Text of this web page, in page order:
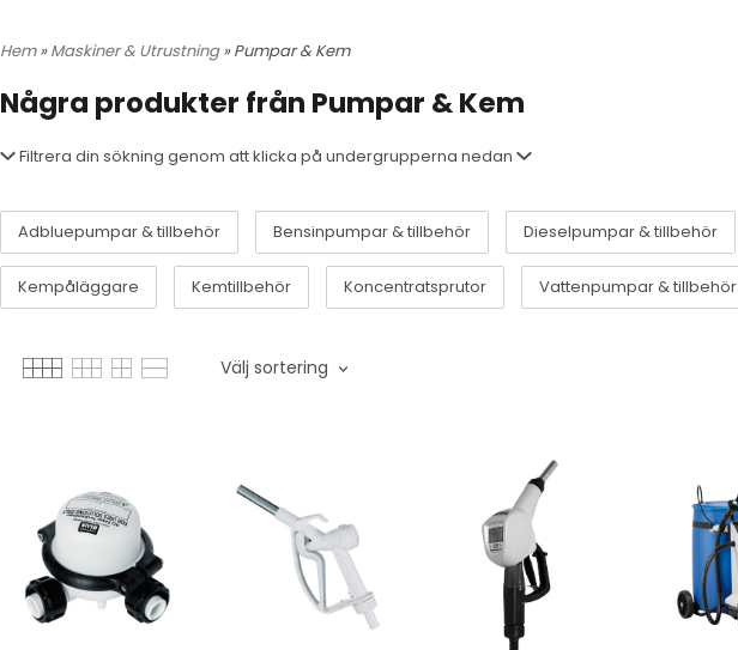
Hem»Maskiner & Utrustning» Pumpar & Kem
Några produkter från Pumpar & Kem
Filtrera din sökning genom att klicka på undergrupperna nedan
Adbluepumpar & tillbehör Bensinpumpar & tillbehör Dieselpumpar & tillbehör
Kempåläggare Kemtillbehör Koncentratsprutor Vattenpumpar & tillbehör
Välj sortering